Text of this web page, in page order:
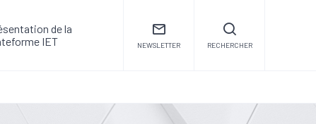
de la
IET
NEWSLETTER RECHERCHER